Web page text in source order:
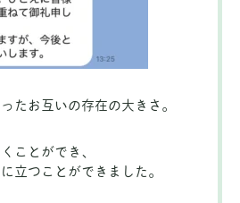
たお互いの存在の大きさ。
ことができ、
立つことができました。